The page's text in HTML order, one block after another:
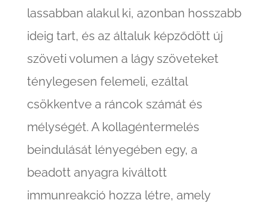
lassabban alakul ki, azonban hosszabb
ideig tart, és az általuk képződött új
szöveti volumen a lágy szöveteket
ténylegesen felemeli, ezáltal
csökkentve a ráncok számát és
mélységét. A kollagéntermelés
beindulását lényegében egy, a
beadott anyagra kiváltott
immunreakció hozza létre, amely